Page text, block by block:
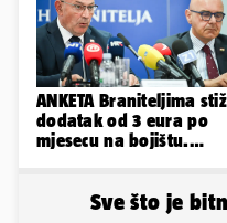
ANKETA Braniteljima
dodatak od 3 eura po
mjesecu na bojištu.
Sve što je